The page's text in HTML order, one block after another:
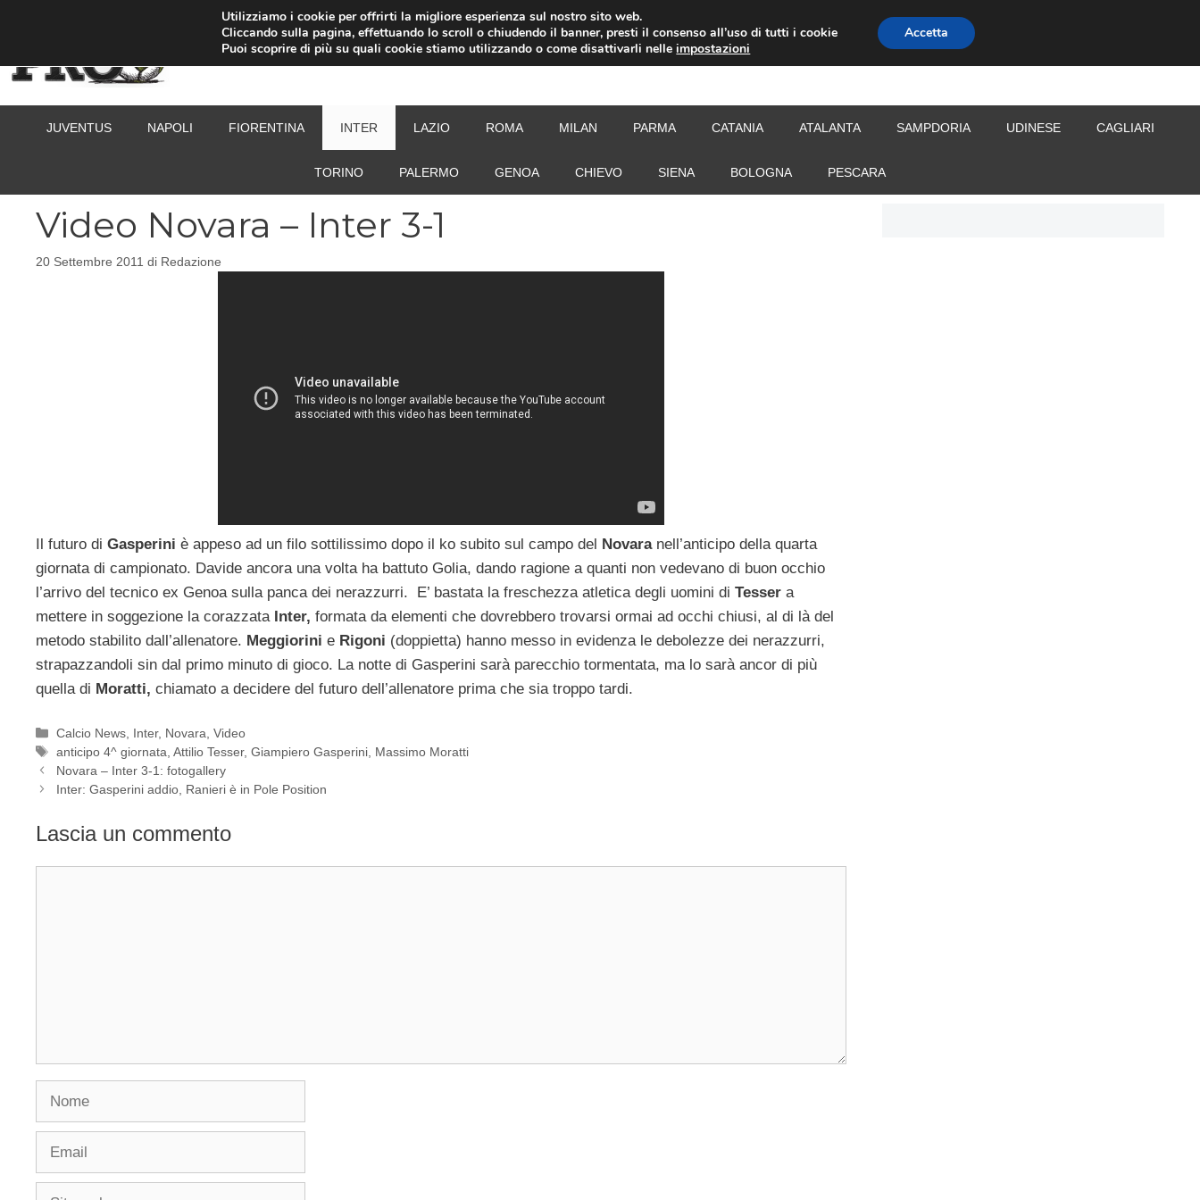
CALCIOMERCATO
JUVENTUS NAPOLI FIORENTINA INTER LAZIO ROMA MILAN PARMA CATANIA ATALANTA SAMPDORIA UDINESE CAGLIARI
TORINO PALERMO GENOA CHIEVO SIENA BOLOGNA PESCARA
Video Novara – Inter 3-1
20 Settembre 2011 di Redazione
Il futuro di Gasperini è appeso ad un filo sottilissimo dopo il ko subito sul campo del Novaranell’anticipo della quarta
giornata di campionato. Davide ancora una volta ha battuto Golia, dando ragione a quanti non vedevano di buon occhio
l’arrivo del tecnico ex Genoa sulla panca dei nerazzurri. E’ bastata la freschezza atletica degli uomini di Tesser a
mettere in soggezione la corazzataInter, formata da elementi che dovrebbero trovarsi ormai ad occhi chiusi, al di là del
metodo stabilito dall’allenatore. Meggiorini e Rigoni (doppietta) hanno messo in evidenza le debolezze dei nerazzurri,
strapazzandoli sin dal primo minuto di gioco. La notte di Gasperini sarà parecchio tormentata, ma lo sarà ancor di più
quella di Moratti, chiamato a decidere del futuro dell’allenatore prima che sia troppo tardi.
Categorie
Calcio News Inter, Novara ,Video
Tag
anticipo 4^ giornata ,Attilio Tesser,Giampiero Gasperini Massimo Moratti
Novara – Inter 3-1: fotogallery
Inter: Gasperini addio, Ranieri è in Pole Position
Lascia un commento
Nome
Email
Sito
Utilizziamo i cookie per offrirti la migliore esperienza sul nostro sito web.
Cliccando sulla pagina, effettuando lo scroll o chiudendo il banner, presti il consenso all’uso di tutti i cookie
Puoi scoprire di più su quali cookie stiamo utilizzando o come disattivarli nelleimpostazioni
Accetta